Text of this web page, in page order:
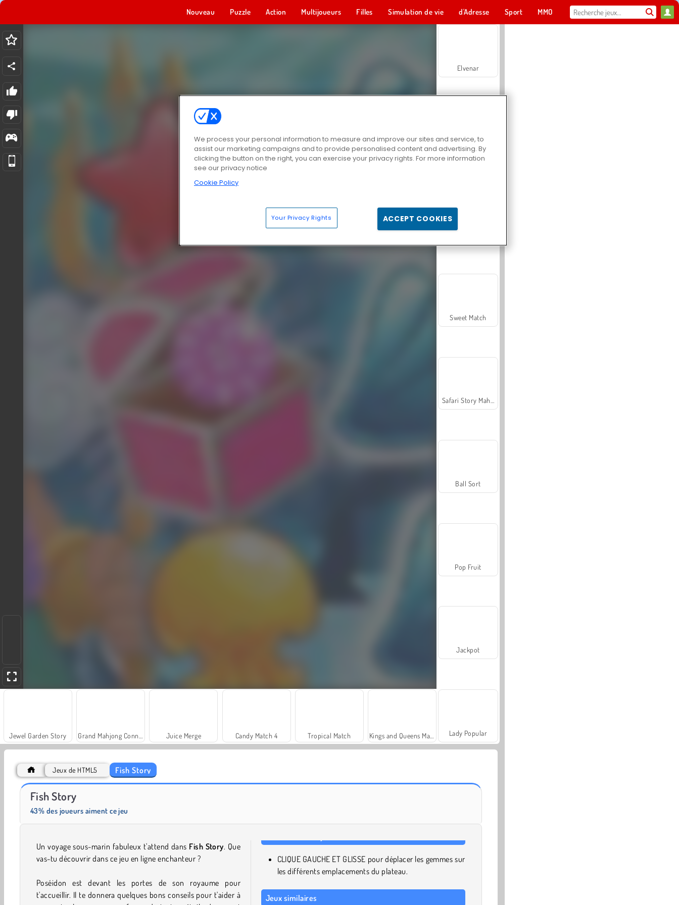
Nouveau Puzzle Action Multijoueurs Filles Simulation de vie d'Adresse Sport MMO
Jewel Garden Story Juice Merge Candy Match 4 Tropical Match
Hawaii Match 3
Elvenar
Sweet Match
Ball Sort
Pop Fruit
Jackpot
Lady Popular
Jeux de HTML5 Fish Story
Fish Story
43% des joueurs aiment ce jeu
Un voyage sous-marin fabuleux t'attend dans Fish Story. Que
vas-tu découvrir dans ce jeu en ligne enchanteur ?
Poséidon est devant les portes de son royaume pour
t'accueillir. Il te donnera quelques bons conseils pour t'aider à
CLIQUE GAUCHE ET GLISSE pour déplacer les gemmes sur
les différents emplacements du plateau.
Jeux similaires
We process your personal information to measure and improve our sites and service, to
assist our marketing campaigns and to provide personalised content and advertising. By
clicking the button on the right, you can exercise your privacy rights. For more information
see our privacy notice
Cookie Policy
Your Privacy Rights ACCEPT COOKIES